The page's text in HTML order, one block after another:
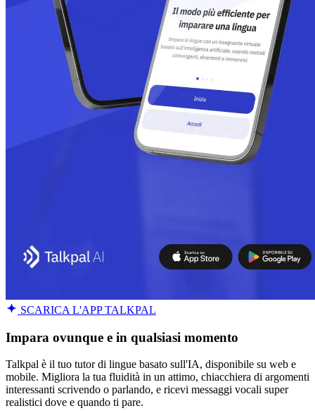
SCARICA L'APP TALKPAL
Impara ovunque e in qualsiasi momento
Talkpal è il tuo tutor di lingue basato sull'IA, disponibile su web e
mobile. Migliora la tua fluidità in un attimo, chiacchiera di argomenti
interessanti scrivendo o parlando, e ricevi messaggi vocali super
realistici dove e quando ti pare.